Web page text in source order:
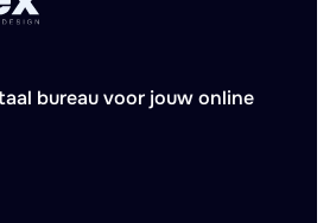
bureau voor jouw online